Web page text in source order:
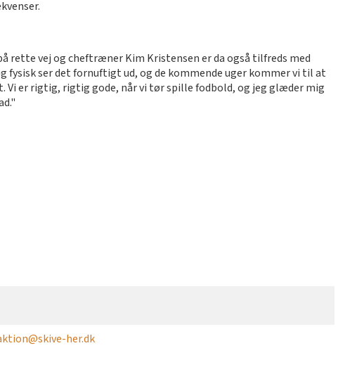
rette vej og cheftræner Kim Kristensen er da også tilfreds med
ser det fornuftigt ud, og de kommende uger kommer vi til at
Vi er rigtig, rigtig gode, når vi tør spille fodbold, og jeg glæder mig
her.dk